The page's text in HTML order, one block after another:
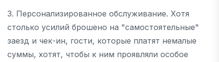
3. Персонализированное обслуживание. Хотя
столько усилий брошено на "самостоятельные"
заезд и чек-ин, гости, которые платят немалые
суммы, хотят, чтобы к ним проявляли особое